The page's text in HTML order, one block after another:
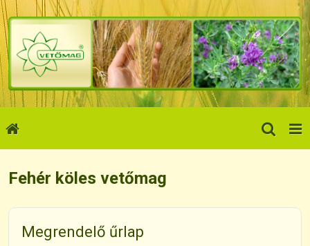
Fehér köles vetőmag
Megrendelő űrlap